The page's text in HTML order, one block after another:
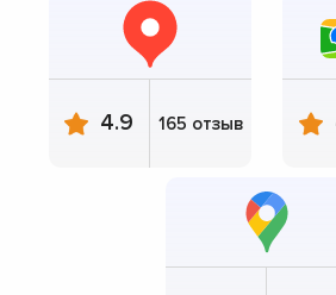
4.9 165 отзыв